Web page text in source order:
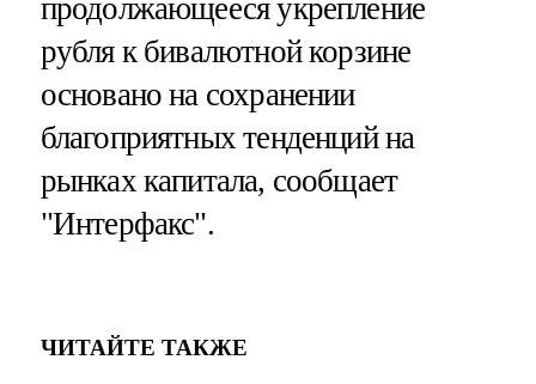
продолжающееся укрепление
рубля к бивалютной корзине
основано на сохранении
благоприятных тенденций на
рынках капитала, сообщает
"Интерфакс".
ЧИТАЙТЕ ТАКЖЕ